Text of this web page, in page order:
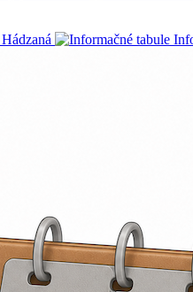
Hádzaná